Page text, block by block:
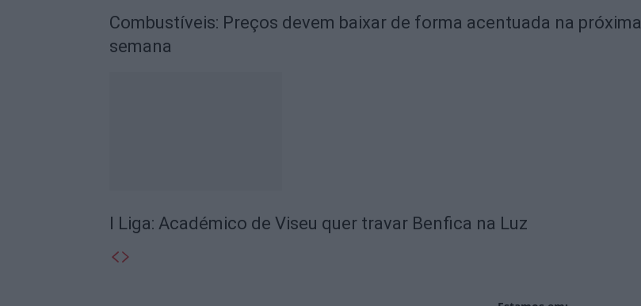
Combustíveis: Preços devem baixar de forma acentuada na próxima
semana
I Liga: Académico de Viseu quer travar Benfica na Luz